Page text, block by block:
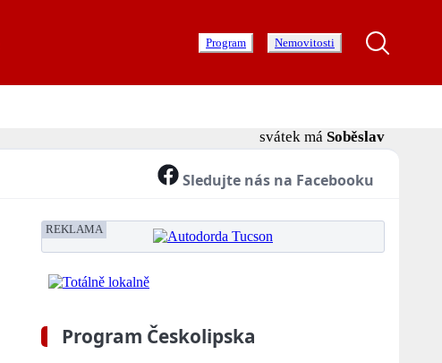
Program Nemovitosti
svátek má Soběslav
Sledujte nás na Facebooku
REKLAMA
Program Českolipska